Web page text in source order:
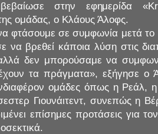
στην εφημερίδα
ομάδας, ο Κλάους Άλοφς.
φτάσουμε σε συμφωνία μετά
να βρεθεί κάποια λύση στις
δεν μπορούσαμε να
τα πράγματα», εξήγησε ο
ομάδες όπως η
Γιουνάιτεντ, συνεπώς η
επίσημες προτάσεις για